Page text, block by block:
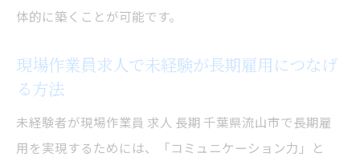
体的に築くことが可能です。
現場作業員求人で未経験が長期雇用につなげ
る方法
未経験者が現場作業員 求人 長期 千葉県流山市で長期雇
用を実現するためには、「コミュニケーション力」と